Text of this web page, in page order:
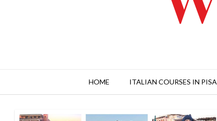
HOME ITALIAN COURSES IN PISA